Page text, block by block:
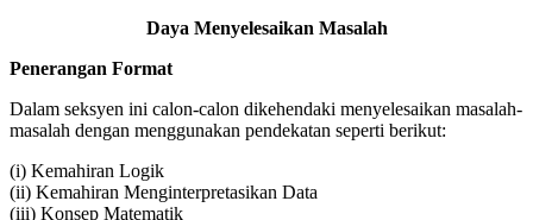
Daya Menyelesaikan Masalah
Penerangan Format
Dalam seksyen ini calon-calon dikehendaki menyelesaikan masalah-
masalah dengan menggunakan pendekatan seperti berikut:
(i) Kemahiran Logik
(ii) Kemahiran Menginterpretasikan Data
(iii) Konsep Matematik